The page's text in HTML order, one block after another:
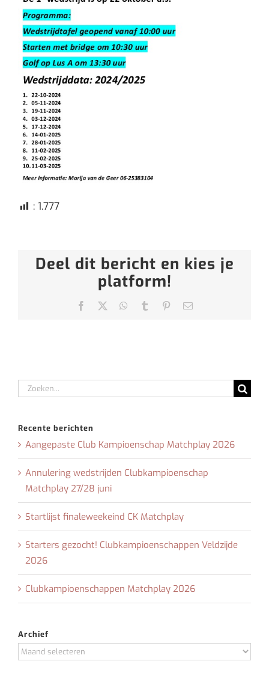
: 1.777
Deel dit bericht en kies je
platform!
Facebook WhatsApp
Tumblr Pinterest
E-
Zoeken
naar:
Recente berichten
Aangepaste Club Kampioenschap Matchplay 2026
Annulering wedstrijden Clubkampioenschap
Matchplay 27/28 juni
Startlijst finaleweekeind CK Matchplay
Starters gezocht! Clubkampioenschappen Veldzijde
2026
Clubkampioenschappen Matchplay 2026
Archief
Archief